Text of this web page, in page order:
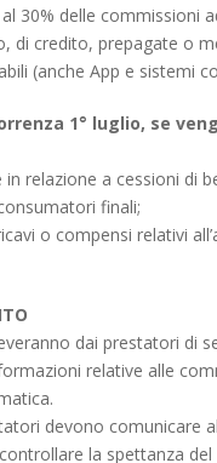
al 30% delle commissioni
di credito, prepagate o
(anche App e sistemi
1° luglio, se
relazione a cessioni di
finali;
o compensi relativi
dai prestatori di
relative alle
devono comunicare
la spettanza